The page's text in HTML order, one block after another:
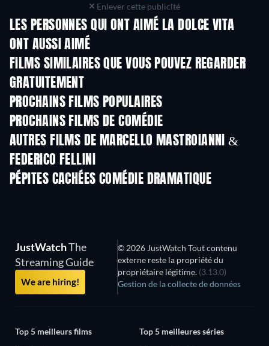
Enlever cette publicité
LES PERSONNES QUI ONT AIMÉ LA DOLCE VITA
ONT AUSSI AIMÉ
FILMS SIMILAIRES QUE VOUS POUVEZ REGARDER
GRATUITEMENT
PROCHAINS FILMS POPULAIRES
PROCHAINS FILMS DE COMÉDIE
AUTRES FILMS DE MARCELLO MASTROIANNI &
FEDERICO FELLINI
PÉPITES CACHÉES COMÉDIE DRAMATIQUE
Série
JustWatchThe
Streaming Guide
We are hiring!
© 2026 JustWatch Tout contenu
externe reste la propriété du
propriétaire légitime. (3.13.0)
Gestion de la collecte de données
Top 5 meilleurs films
Top 5 meilleures séries